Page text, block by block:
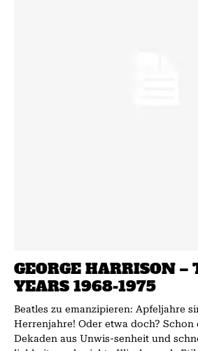
GEORGE HARRISON –
YEARS 1968-1975
Beatles zu emanzipieren: Apfeljahre
Herrenjahre! Oder etwa doch? Schon erstaunlich, wie vor
Dekaden aus Unwis-senheit und